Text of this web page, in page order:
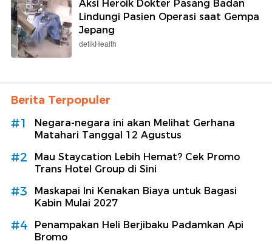
Aksi Heroik Dokter Pasang Badan
Lindungi Pasien Operasi saat Gempa
Jepang
detikHealth
Berita Terpopuler
#1
Negara-negara ini akan Melihat Gerhana
Matahari Tanggal 12 Agustus
#2
Mau Staycation Lebih Hemat? Cek Promo
Trans Hotel Group di Sini
#3
Maskapai Ini Kenakan Biaya untuk Bagasi
Kabin Mulai 2027
#4
Penampakan Heli Berjibaku Padamkan Api
Bromo